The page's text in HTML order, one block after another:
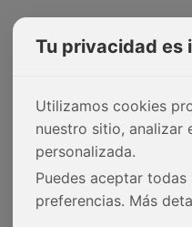
Tu privacidad es
Utilizamos cookies
nuestro sitio,
personalizada.
Puedes aceptar
preferencias. Más